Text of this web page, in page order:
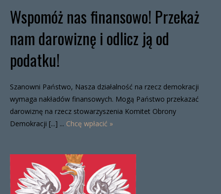
Wspomóż nas finansowo! Przekaż
nam darowiznę i odlicz ją od
podatku!
Szanowni Państwo, Nasza działalność na rzecz demokracji
wymaga nakładów finansowych. Mogą Państwo przekazać
darowiznę na rzecz stowarzyszenia Komitet Obrony
Demokracji [...] ... Chcę wpłacić »